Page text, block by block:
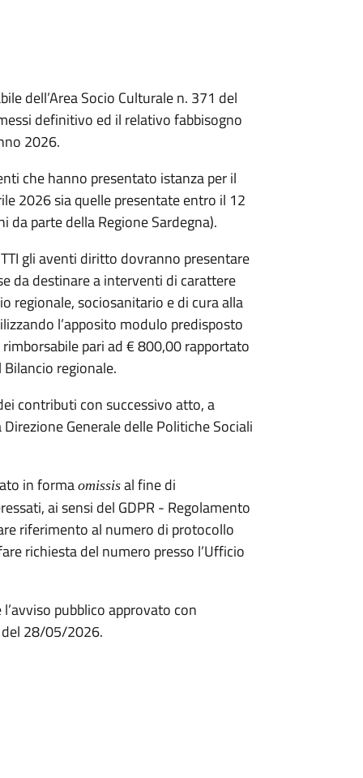
dell’Area Socio Culturale n. 371 del
definitivo ed il relativo fabbisogno
2026.
che hanno presentato istanza per il
2026 sia quelle presentate entro il 12
parte della Regione Sardegna).
gli aventi diritto dovranno presentare
da destinare a interventi di carattere
regionale, sociosanitario e di cura alla
l’apposito modulo predisposto
pari ad € 800,00 rapportato
regionale.
contributi con successivo atto, a
Generale delle Politiche Sociali
in forma omissisal fine di
ai sensi del GDPR - Regolamento
riferimento al numero di protocollo
richiesta del numero presso l’Ufficio
pubblico approvato con
del 28/05/2026.